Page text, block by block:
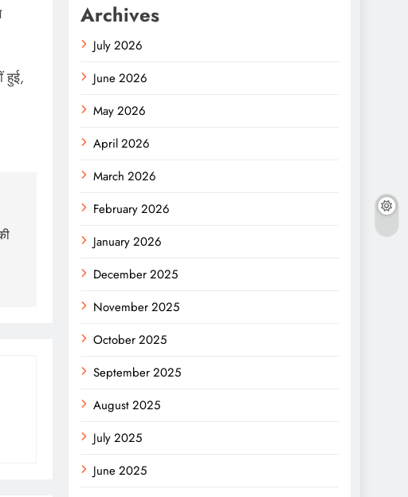
हुई,
Archives
July 2026
June 2026
May 2026
April 2026
March 2026
February 2026
January 2026
December 2025
November 2025
October 2025
September 2025
August 2025
July 2025
June 2025